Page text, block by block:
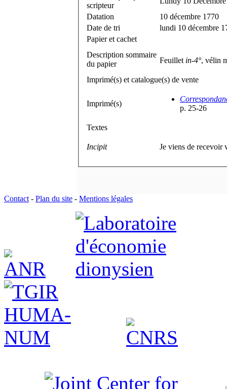
scripteur
Datation
10 décembre 1770
Date de tri
lundi 10 décembre
Papier et cachet
Description sommaire
du papier
Feuillet in-4°, vélin
Imprimé(s) et catalogue(s) de vente
Imprimé(s)
p. 25-26
Textes
Incipit Je viens de recevoir
Contact - Plan du site - Mentions légales